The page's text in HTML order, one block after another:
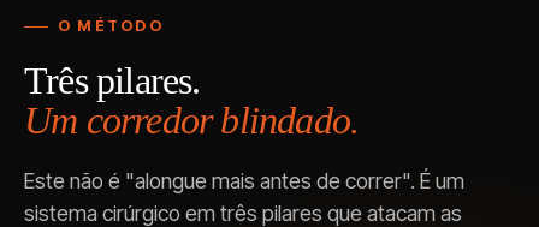
O MÉTODO
Três pilares.
Um corredor blindado.
Este não é "alongue mais antes de correr". É um
sistema cirúrgico em três pilares que atacam as